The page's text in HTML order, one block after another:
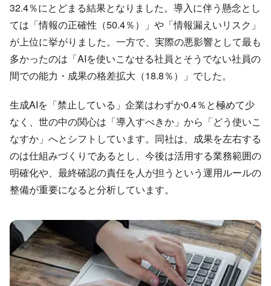
32.4％にとどまる結果となりました。導入に伴う懸念とし
ては「情報の正確性（50.4％）」や「情報漏えいリスク」
が上位に挙がりました。一方で、実際の悪影響として最も
多かったのは「AIを使いこなせる社員とそうでない社員の
間での能力・成果の格差拡大（18.8％）」でした。
生成AIを「禁止している」企業はわずか0.4％と極めて少
なく、世の中の関心は「導入すべきか」から「どう使いこ
なすか」へとシフトしています。同社は、成果を左右する
のは仕組みづくりであるとし、今後は活用する業務範囲の
明確化や、最終確認の責任を人が担うという運用ルールの
整備が重要になると分析しています。